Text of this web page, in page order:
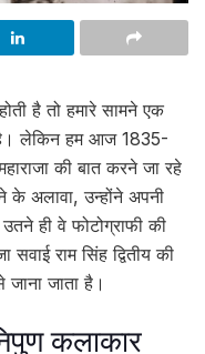
है तो हमारे सामने एक
है। लेकिन हम आज 1835-
की बात करने जा रहे
के अलावा, उन्होंने अपनी
ही वे फोटोग्राफी की
राम सिंह द्वितीय की
जाना जाता है।
कलाकार